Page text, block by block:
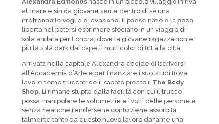
Alexandra Edmondsnasce in un piccolo villaggio in riva
al mare e sin da giovane sente dentro di sé una
irrefrenabile voglia di evasione. Il paese natio e la poca
libertà nel potersi esprimere sfociano in un viaggio di
sola andata per Londra, dove la giovane ragazza non è
più la sola dark dai capelli multicolor di tutta la città.
Arrivata nella capitale Alexandra decide di iscriversi
all’Accademia d’Arte e per finanziare i suoi studi trova
lavoro come truccatrice il sabato presso il The Body
Shop . Lì rimane stupita dalla facilità con cui il trucco
possa manipolare le volumetrie e i volti delle persone e
senza neanche rendersene conto viene assorbita
talmente tanto da questo nuovo lavoro da farne una